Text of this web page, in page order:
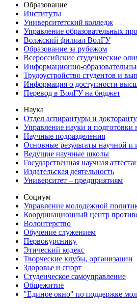
Образование
Институты
Университетский колледж
Управление образовательных
Волжский филиал ВолГУ
Образование за рубежом
Всероссийские студенческие
Информационно-
Трудоустройство студентов и
Информация о доступности
Перевод в ВолГУ на бюджет
Наука
Отдел аспирантуры и
Управление науки и подготовки
Научные подразделения
Основные результаты научной и
Ведущие научные школы
Государственная научная
Издательская деятельность
Университет – предприятиям
Социум
Управление молодежной
Координационный центр
Волонтерство
Обучение служением
Первокурснику
Этический кодекс
Творческие клубы, организации
Здоровье и спорт
Студенческое самоуправление
Общежитие
"Единое окно" по поддержке